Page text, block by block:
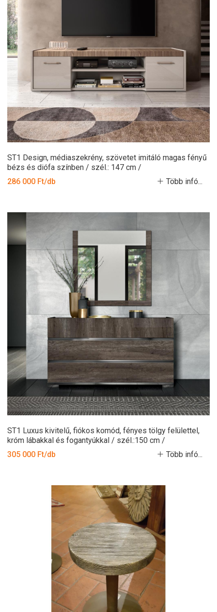
ST1 Design, médiaszekrény, szövetet imitáló magas fényű
bézs és diófa színben / szél.: 147 cm /
286 000 Ft/db
Több infó...
ST1 Luxus kivitelű, fiókos komód, fényes tölgy felülettel,
króm lábakkal és fogantyúkkal / szél.:150 cm /
305 000 Ft/db
Több infó...